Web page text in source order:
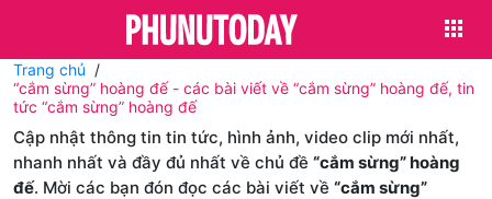
Trang chủ
“cắm sừng” hoàng đế - các bài viết về “cắm sừng” hoàng đế, tin
tức “cắm sừng” hoàng đế
Cập nhật thông tin tin tức, hình ảnh, video clip mới nhất,
nhanh nhất và đầy đủ nhất về chủ đề “cắm sừng” hoàng
đế. Mời các bạn đón đọc các bài viết về “cắm sừng”